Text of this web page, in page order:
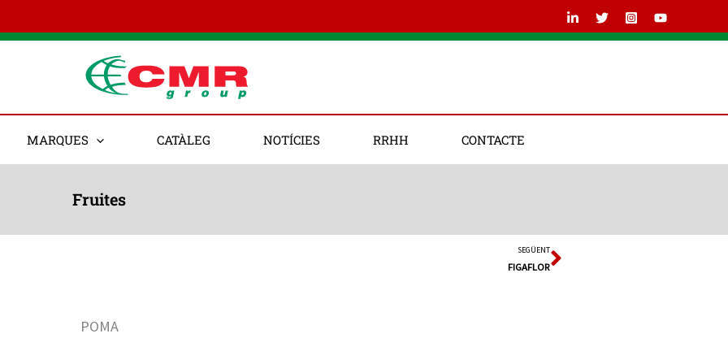
MARQUES CATÀLEG NOTÍCIES RRHH CONTACTE
Fruites
SEGÜENT
FIGAFLORNext
POMA